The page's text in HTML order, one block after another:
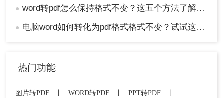
● word转pdf怎么保持格式不变？这五个方法了解一下！
● 电脑word如何转化为pdf格式格式不变？试试这三种方法吧！
热门功能
图片转PDF WORD转PDF PPT转PDF